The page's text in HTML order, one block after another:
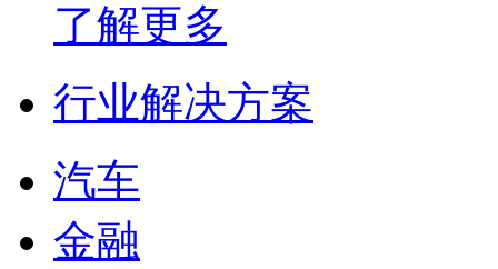
了解更多
行业解决方案
汽车
金融